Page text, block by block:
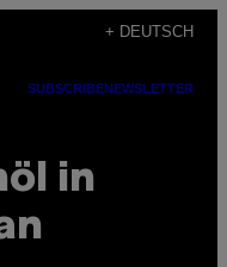
+ DEUTSCH
SUBSCRIBENEWSLETTER
in